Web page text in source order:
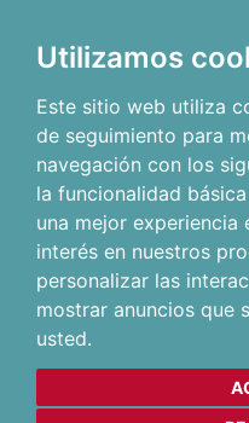
Utilizamos
Este sitio web utiliza
de seguimiento para
navegación con los
la funcionalidad
una mejor experiencia
interés en nuestros
personalizar las
mostrar anuncios que
usted.